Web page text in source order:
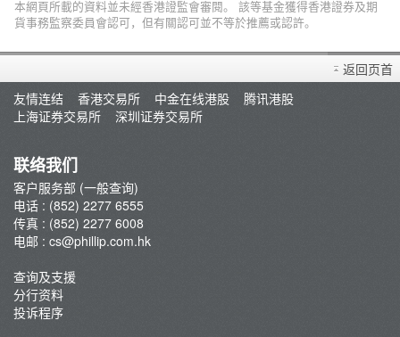
本網頁所載的資料並未經香港證監會審閱。 該等基金獲得香港證券及期
貨事務監察委員會認可，但有關認可並不等於推薦或認許。
返回页首
友情连结
香港交易所 中金在线港股
腾讯港股
上海证券交易所
深圳证券交易所
联络我们
客户服务部 (一般查询)
电话 : (852) 2277 6555
传真 : (852) 2277 6008
电邮 : cs@phillip.com.hk
查询及支援
分行资料
投诉程序